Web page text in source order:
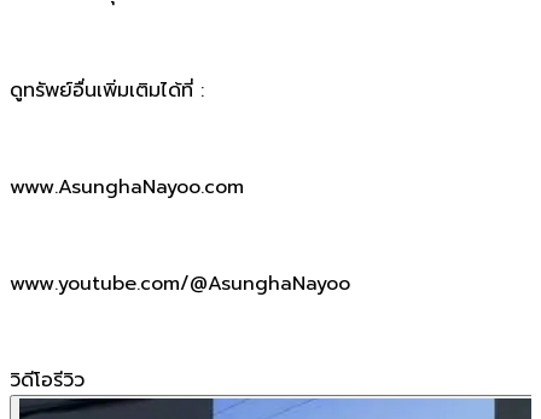
ดูทรัพย์อื่นเพิ่มเติมได้ที่ :
www.AsunghaNayoo.com
www.youtube.com/@AsunghaNayoo
วิดีโอรีวิว